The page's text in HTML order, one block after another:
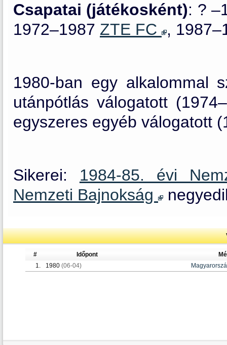
Csapatai (játékosként): ?
1972–1987 ZTE FC ,
1980-ban egy alkalommal
utánpótlás válogatott
egyszeres egyéb válogatott
Sikerei: 1984-85. évi
Nemzeti Bajnokság
# Időpont
1.
1980 (06-04)